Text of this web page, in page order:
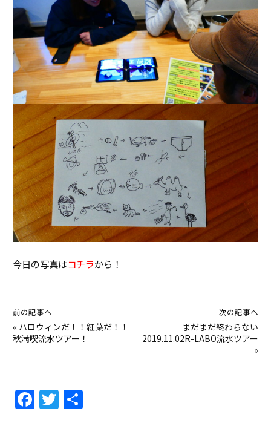
今日の写真はコチラから！
前の記事へ
« ハロウィンだ！！紅葉だ！！
秋満喫流水ツアー！
次の記事へ
まだまだ終わらない
2019.11.02R-LABO流水ツアー
»
F T